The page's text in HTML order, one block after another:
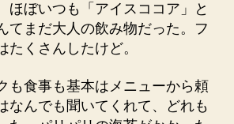
ほぼいつも「アイスココア」と
てまだ大人の飲み物だった。フ
たくさんしたけど。
も食事も基本はメニューから頼
なんでも聞いてくれて、どれも